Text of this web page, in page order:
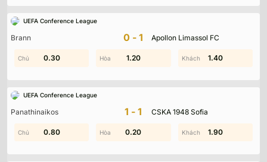
UEFA Conference League
Brann 0-1 Apollon Limassol FC
1.10 0.70 1.60
0.30 1.20 1.40
UEFA Conference League
Panathinaikos 1-1 CSKA 1948 Sofia
0.10 0.70 1.40
0.80 0.20 1.90